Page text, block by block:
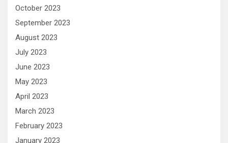
October 2023
September 2023
August 2023
July 2023
June 2023
May 2023
April 2023
March 2023
February 2023
January 2023